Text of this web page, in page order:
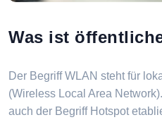
Was ist
Der Begriff WLAN steht für
(Wireless Local Area
auch der Begriff Hotspot